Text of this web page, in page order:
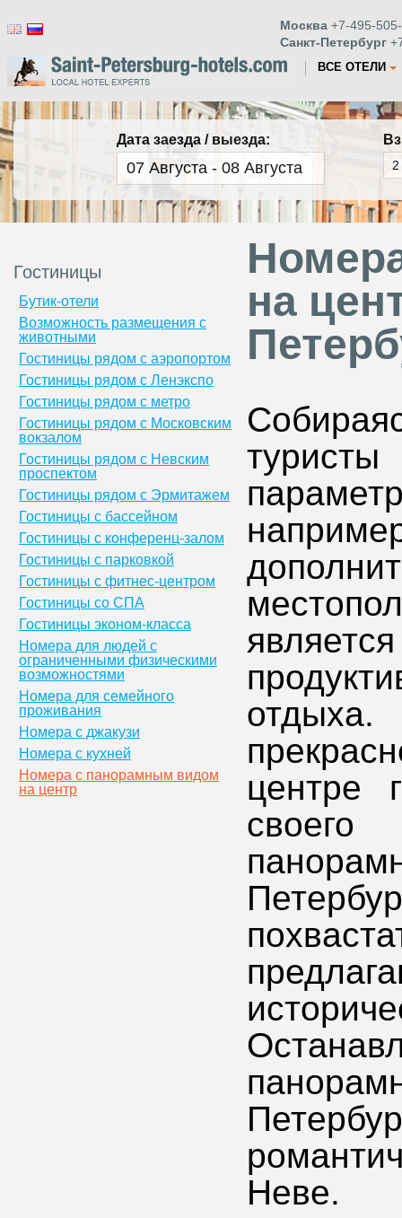
Москва +7-495-
Санкт-Петербург
ВСЕ ОТЕЛИ
Дата заезда / выезда:
Гостиницы
Бутик-отели
Возможность размещения с
животными
Гостиницы рядом с аэропортом
Гостиницы рядом с Ленэкспо
Гостиницы рядом с метро
Гостиницы рядом с Московским
вокзалом
Гостиницы рядом с Невским
проспектом
Гостиницы рядом с Эрмитажем
Гостиницы с бассейном
Гостиницы с конференц-залом
Гостиницы с парковкой
Гостиницы с фитнес-центром
Гостиницы со СПА
Гостиницы эконом-класса
Номера для людей с
ограниченными физическими
возможностями
Номера для семейного
проживания
Номера с джакузи
Номера с кухней
Номера с панорамным видом
на центр
на
центре
Неве.